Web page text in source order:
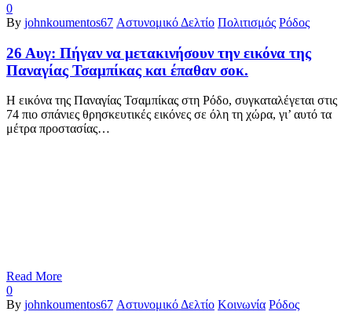
0
By johnkoumentos67 Αστυνομικό Δελτίο Πολιτισμός Ρόδος
26 Αυγ: Πήγαν να μετακινήσουν την εικόνα της
Παναγίας Τσαμπίκας και έπαθαν σοκ.
Η εικόνα της Παναγίας Τσαμπίκας στη Ρόδο, συγκαταλέγεται στις
74 πιο σπάνιες θρησκευτικές εικόνες σε όλη τη χώρα, γι’ αυτό τα
μέτρα προστασίας…
Read More
0
By johnkoumentos67 Αστυνομικό Δελτίο Κοινωνία Ρόδος